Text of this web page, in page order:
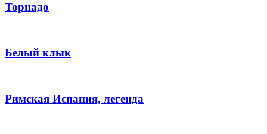
Торнадо
Белый клык
Римская Испания, легенда